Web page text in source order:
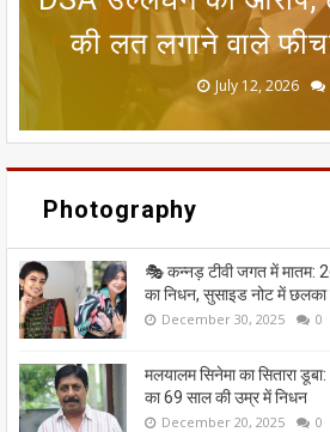
राहत
July 19, 2026
की लत लगाने वाले
July 12, 2026
कोर्ट के फैसले को
July 03, 2026
का कहर
June 20, 2026
धरोहर
May 13, 2026
Photography
🎭 कन्नड़ टीवी जगत में मातम:
का निधन, सुसाइड नोट में छलका
December 30, 2025 0
मलयालम सिनेमा का सितारा
का 69 साल की उम्र में निधन
December 20, 2025 0